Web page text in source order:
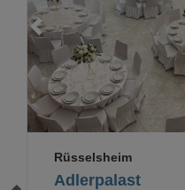
Adlerpalast
Rüsselsheim